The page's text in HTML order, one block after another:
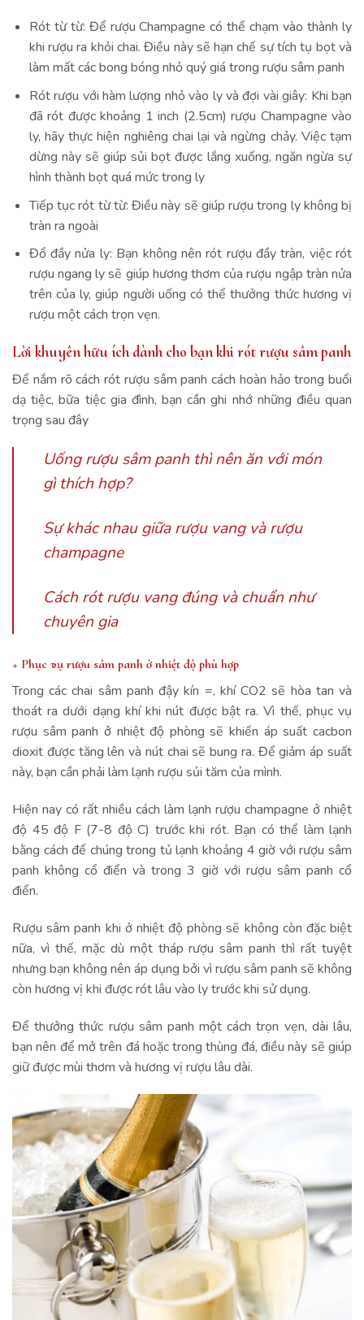
Rót từ từ: Để rượu Champagne có thể chạm vào thành ly
khi rượu ra khỏi chai. Điều này sẽ hạn chế sự tích tụ bọt và
làm mất các bong bóng nhỏ quý giá trong rượu sâm panh
Rót rượu với hàm lượng nhỏ vào ly và đợi vài giây: Khi bạn
đã rót được khoảng 1 inch (2.5cm) rượu Champagne vào
ly, hãy thực hiện nghiêng chai lại và ngừng chảy. Việc tạm
dừng này sẽ giúp sủi bọt được lắng xuống, ngăn ngừa sự
hình thành bọt quá mức trong ly
Tiếp tục rót từ từ: Điều này sẽ giúp rượu trong ly không bị
tràn ra ngoài
Đổ đầy nửa ly: Bạn không nên rót rượu đầy tràn, việc rót
rượu ngang ly sẽ giúp hương thơm của rượu ngập tràn nửa
trên của ly, giúp người uống có thể thưởng thức hương vị
rượu một cách trọn vẹn.
Lời khuyên hữu ích dành cho bạn khi rót rượu sâm panh
Để nắm rõ cách rót rượu sâm panh cách hoàn hảo trong buổi
dạ tiệc, bữa tiệc gia đình, bạn cần ghi nhớ những điều quan
trọng sau đây
Uống rượu sâm panh thì nên ăn với món
gì thích hợp?
Sự khác nhau giữa rượu vang và rượu
champagne
Cách rót rượu vang đúng và chuẩn như
chuyên gia
+ Phục vụ rượu sâm panh ở nhiệt độ phù hợp
Trong các chai sâm panh đậy kín =, khí CO2 sẽ hòa tan và
thoát ra dưới dạng khí khi nút được bật ra. Vì thế, phục vụ
rượu sâm panh ở nhiệt độ phòng sẽ khiến áp suất cacbon
dioxit được tăng lên và nút chai sẽ bung ra. Để giảm áp suất
này, bạn cần phải làm lạnh rượu sủi tăm của mình.
Hiện nay có rất nhiều cách làm lạnh rượu champagne ở nhiệt
độ 45 độ F (7-8 độ C) trước khi rót. Bạn có thể làm lạnh
bằng cách để chúng trong tủ lạnh khoảng 4 giờ với rượu sâm
panh không cổ điển và trong 3 giờ với rượu sâm panh cổ
điển.
Rượu sâm panh khi ở nhiệt độ phòng sẽ không còn đặc biệt
nữa, vì thế, mặc dù một tháp rượu sâm panh thì rất tuyệt
nhưng bạn không nên áp dụng bởi vì rượu sâm panh sẽ không
còn hương vị khi được rót lâu vào ly trước khi sử dụng.
Để thưởng thức rượu sâm panh một cách trọn vẹn, dài lâu,
bạn nên để mở trên đá hoặc trong thùng đá, điều này sẽ giúp
giữ được mùi thơm và hương vị rượu lâu dài.